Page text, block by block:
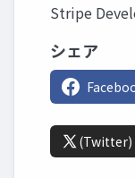
Stripe
シェア
(Twitter)